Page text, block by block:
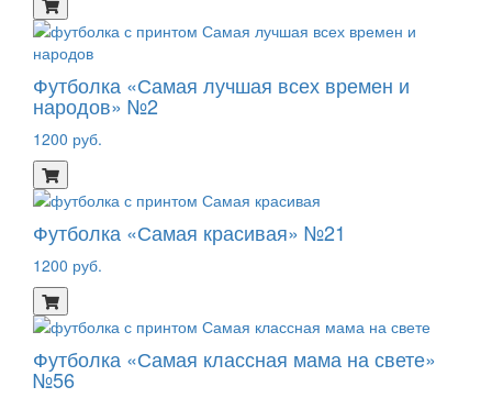
Футболка «Самая лучшая всех времен и
народов» №2
1200 руб.
Футболка «Самая красивая» №21
1200 руб.
Футболка «Самая классная мама на свете»
№56